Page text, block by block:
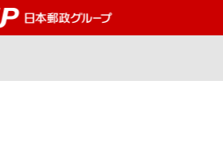
郵便局・日本郵政グルー